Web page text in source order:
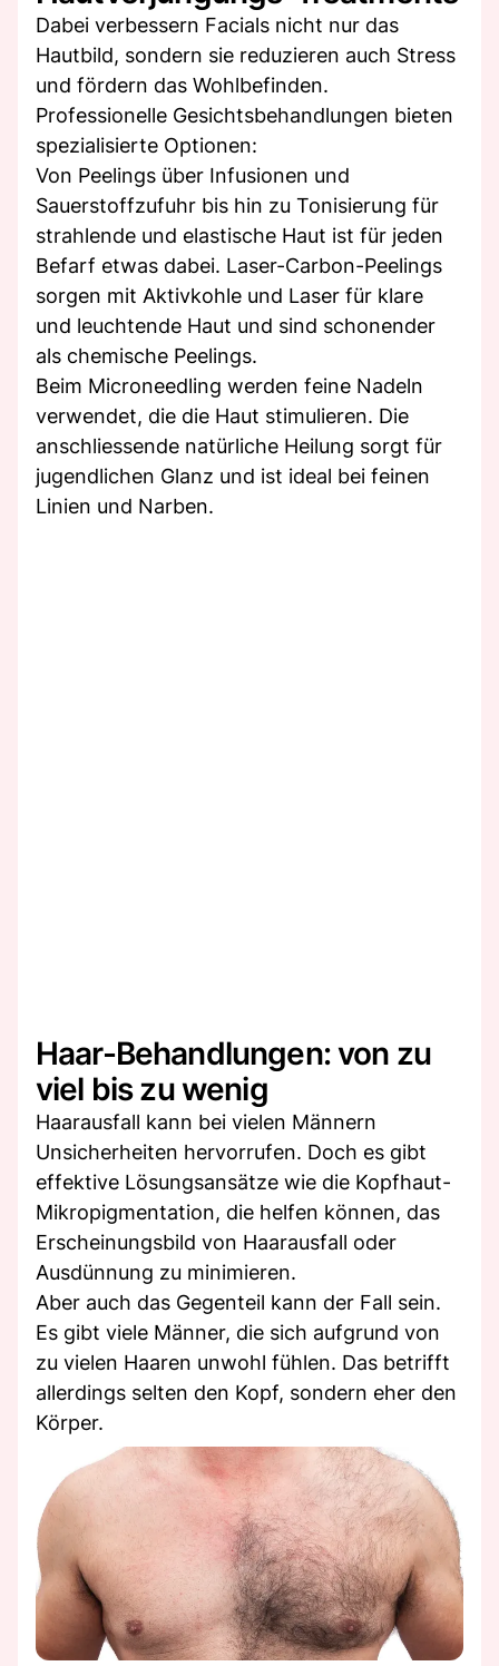
Dabei verbessern Facials nicht nur das
Hautbild, sondern sie reduzieren auch Stress
und fördern das Wohlbefinden.
Professionelle Gesichtsbehandlungen bieten
spezialisierte Optionen:
Von Peelings über Infusionen und
Sauerstoffzufuhr bis hin zu Tonisierung für
strahlende und elastische Haut ist für jeden
Befarf etwas dabei. Laser-Carbon-Peelings
sorgen mit Aktivkohle und Laser für klare
und leuchtende Haut und sind schonender
als chemische Peelings.
Beim Microneedling werden feine Nadeln
verwendet, die die Haut stimulieren. Die
anschliessende natürliche Heilung sorgt für
jugendlichen Glanz und ist ideal bei feinen
Linien und Narben.
Haar-Behandlungen: von zu
viel bis zu wenig
Haarausfall kann bei vielen Männern
Unsicherheiten hervorrufen. Doch es gibt
effektive Lösungsansätze wie die Kopfhaut-
Mikropigmentation, die helfen können, das
Erscheinungsbild von Haarausfall oder
Ausdünnung zu minimieren.
Aber auch das Gegenteil kann der Fall sein.
Es gibt viele Männer, die sich aufgrund von
zu vielen Haaren unwohl fühlen. Das betrifft
allerdings selten den Kopf, sondern eher den
Körper.